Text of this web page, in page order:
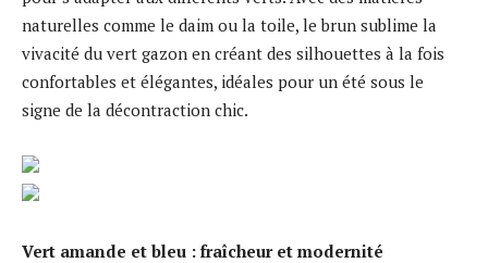
naturelles comme le daim ou la toile, le brun sublime la
vivacité du vert gazon en créant des silhouettes à la fois
confortables et élégantes, idéales pour un été sous le
signe de la décontraction chic.
Vert amande et bleu : fraîcheur et modernité